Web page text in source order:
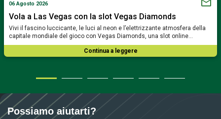
06 Agosto 2026
Vola a Las Vegas con la slot Vegas Diamonds
Vivi il fascino luccicante, le luci al neon e l’elettrizzante atmosfera della
capitale mondiale del gioco con Vegas Diamonds, una slot online…
Continua a leggere
Possiamo aiutarti?